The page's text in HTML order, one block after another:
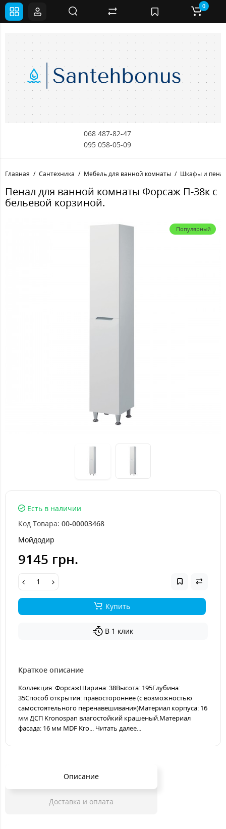
068 487-82-47
095 058-05-09
0
Главная Сантехника Мебель для ванной комнаты Шкафы и
Пенал для ванной комнаты Форсаж П-38к с
бельевой корзиной.
Популярный
Есть в наличии
Код Товара: 00-00003468
Мойдодир
9145 грн.
Купить
В 1 клик
Краткое описание
Коллекция: ФорсажШирина: 38Высота: 195Глубина:
35Способ открытия: правостороннее (с возможностью
самостоятельного перенавешивания)Материал корпуса: 16
мм ДСП Kronospan влагостойкий крашеный.Материал
фасада: 16 мм MDF Kro... Читать далее...
Описание
Доставка и оплата